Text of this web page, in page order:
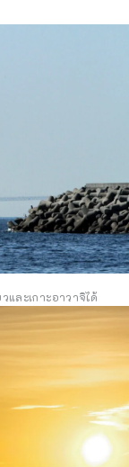
ละเกาะอาวาจิได้